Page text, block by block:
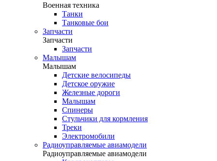
Военная техника
Танки
Танковые бои
Запчасти
Запчасти
Запчасти
Малышам
Малышам
Детские велосипеды
Детское оружие
Железные дороги
Малышам
Спинеры
Стульчики для кормления
Треки
Электромобили
Радиоуправляемые авиамодели
Радиоуправляемые авиамодели